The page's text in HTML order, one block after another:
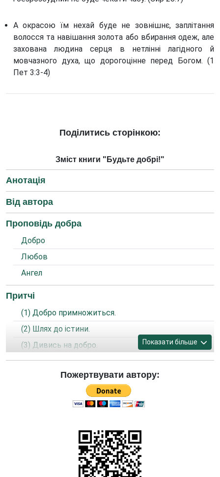
А окрасою їм нехай буде не зовнішнє, заплітання
волосся та навішання золота або вбирання одеж, але
захована людина серця в нетлінні лагідного й
мовчазного духа, що дорогоцінне перед Богом. (1
Пет 3:3-4)
Поділитись сторінкою:
Зміст книги "Будьте добрі!"
Анотація
Від автора
Проповідь добра
Добро
Любов
Ангел
Притчі
(1) Добро примножиться.
(2) Шлях до істини.
(3) Дивись на добро.
(4) Молитва ув’язненого.
(5) Світ єдиний і Бог один.
(6) Бути християнином.
(7) Призри, Прости і Збережи.
(9) Старі та нові гріхи.
(10) Серце в Господі.
(11) Радуйся в серці своєму.
Показати більше
Пожертвувати автору: